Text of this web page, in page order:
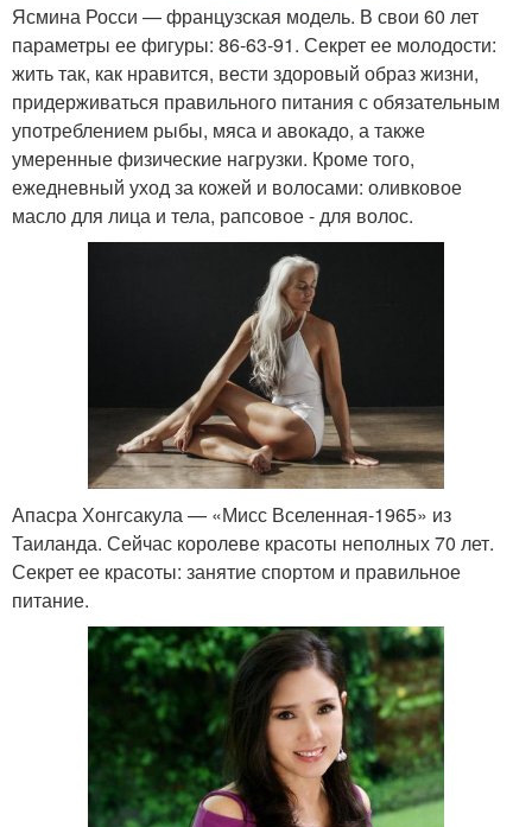
Ясмина Росси — французская модель. В свои 60 лет
параметры ее фигуры: 86-63-91. Секрет ее молодости:
жить так, как нравится, вести здоровый образ жизни,
придерживаться правильного питания с обязательным
употреблением рыбы, мяса и авокадо, а также
умеренные физические нагрузки. Кроме того,
ежедневный уход за кожей и волосами: оливковое
масло для лица и тела, рапсовое - для волос.
Апасра Хонгсакула — «Мисс Вселенная-1965» из
Таиланда. Сейчас королеве красоты неполных 70 лет.
Секрет ее красоты: занятие спортом и правильное
питание.